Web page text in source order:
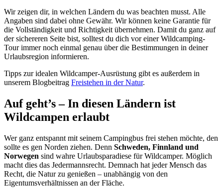
Wir zeigen dir, in welchen Ländern du was beachten musst. Alle
Angaben sind dabei ohne Gewähr. Wir können keine Garantie für
die Vollständigkeit und Richtigkeit übernehmen. Damit du ganz auf
der sichereren Seite bist, solltest du dich vor einer Wildcamping-
Tour immer noch einmal genau über die Bestimmungen in deiner
Urlaubsregion informieren.
Tipps zur idealen Wildcamper-Ausrüstung gibt es außerdem in
unserem Blogbeitrag Freistehen in der Natur.
Auf geht’s – In diesen Ländern ist
Wildcampen erlaubt
Wer ganz entspannt mit seinem Campingbus frei stehen möchte, den
sollte es gen Norden ziehen. Denn Schweden, Finnland und
Norwegen sind wahre Urlaubsparadiese für Wildcamper. Möglich
macht dies das Jedermannsrecht. Demnach hat jeder Mensch das
Recht, die Natur zu genießen – unabhängig von den
Eigentumsverhältnissen an der Fläche.